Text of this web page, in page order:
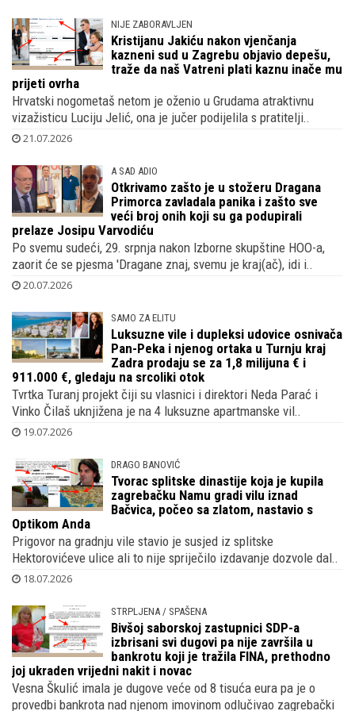
NIJE ZABORAVLJEN
Kristijanu Jakiću nakon vjenčanja
kazneni sud u Zagrebu objavio depešu,
traže da naš Vatreni plati kaznu inače mu
prijeti ovrha
Hrvatski nogometaš netom je oženio u Grudama atraktivnu
vizažisticu Luciju Jelić, ona je jučer podijelila s pratitelji..
21.07.2026
A SAD ADIO
Otkrivamo zašto je u stožeru Dragana
Primorca zavladala panika i zašto sve
veći broj onih koji su ga podupirali
prelaze Josipu Varvodiću
Po svemu sudeći, 29. srpnja nakon Izborne skupštine HOO-a,
zaorit će se pjesma 'Dragane znaj, svemu je kraj(ač), idi i..
20.07.2026
SAMO ZA ELITU
Luksuzne vile i dupleksi udovice osnivača
Pan-Peka i njenog ortaka u Turnju kraj
Zadra prodaju se za 1,8 milijuna € i
911.000 €, gledaju na srcoliki otok
Tvrtka Turanj projekt čiji su vlasnici i direktori Neda Parać i
Vinko Čilaš uknjižena je na 4 luksuzne apartmanske vil..
19.07.2026
DRAGO BANOVIĆ
Tvorac splitske dinastije koja je kupila
zagrebačku Namu gradi vilu iznad
Bačvica, počeo sa zlatom, nastavio s
Optikom Anda
Prigovor na gradnju vile stavio je susjed iz splitske
Hektorovićeve ulice ali to nije spriječilo izdavanje dozvole dal..
18.07.2026
STRPLJENA / SPAŠENA
Bivšoj saborskoj zastupnici SDP-a
izbrisani svi dugovi pa nije završila u
bankrotu koji je tražila FINA, prethodno
joj ukraden vrijedni nakit i novac
Vesna Škulić imala je dugove veće od 8 tisuća eura pa je o
provedbi bankrota nad njenom imovinom odlučivao zagrebački